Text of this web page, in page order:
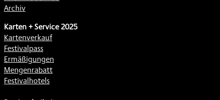
Archiv
Karten + Service 2025
Kartenverkauf
Festivalpass
Ermäßigungen
Mengenrabatt
Festivalhotels